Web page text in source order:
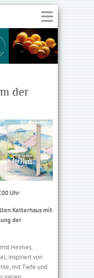
der
Uhr
Kelterhaus mit
der
Heimes,
inspiriert von
mit Tiefe und